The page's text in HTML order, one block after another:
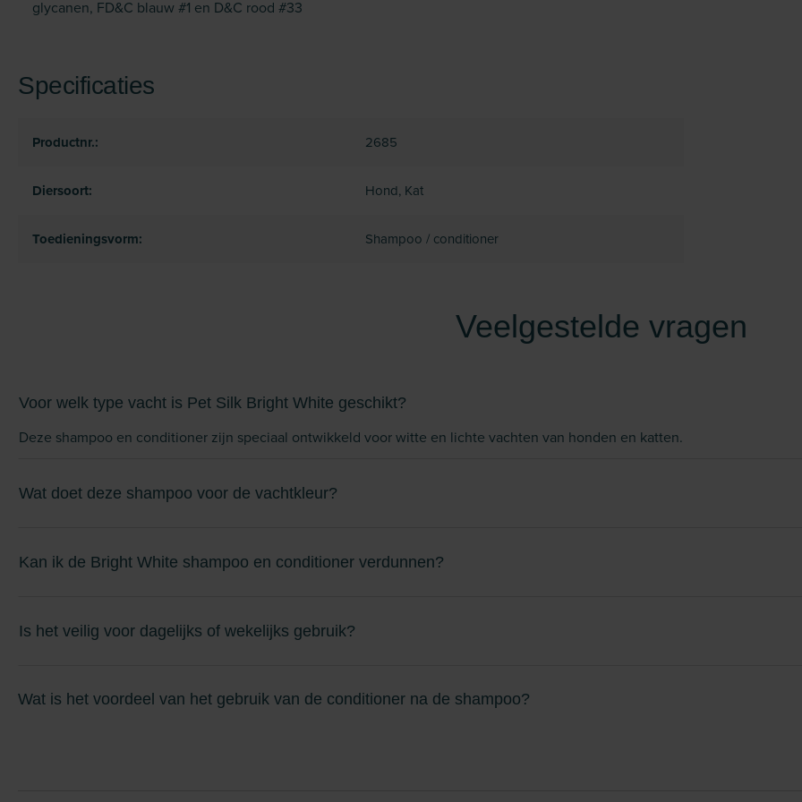
glycanen, FD&C blauw #1 en D&C rood #33
Specificaties
Productnr.: 2685
Diersoort: Hond, Kat
Toedieningsvorm: Shampoo / conditioner
Veelgestelde vragen
Voor welk type vacht is Pet Silk Bright White geschikt?
Deze shampoo en conditioner zijn speciaal ontwikkeld voor witte en lichte vachten van honden en katten.
Wat doet deze shampoo voor de vachtkleur?
Kan ik de Bright White shampoo en conditioner verdunnen?
Is het veilig voor dagelijks of wekelijks gebruik?
Wat is het voordeel van het gebruik van de conditioner na de shampoo?